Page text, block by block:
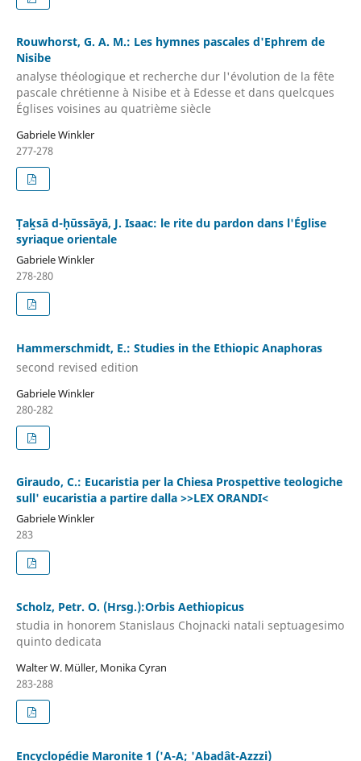
Rouwhorst, G. A. M.: Les hymnes pascales d'Ephrem de
Nisibe
analyse théologique et recherche dur l'évolution de la fête
pascale chrétienne à Nisibe et à Edesse et dans quelcques
Églises voisines au quatrième siècle
Gabriele Winkler
277-278
Ṭaḵsā d-ḥūssāyā, J. Isaac: le rite du pardon dans l'Église
syriaque orientale
Gabriele Winkler
278-280
Hammerschmidt, E.: Studies in the Ethiopic Anaphoras
second revised edition
Gabriele Winkler
280-282
Giraudo, C.: Eucaristia per la Chiesa Prospettive teologiche
sull' eucaristia a partire dalla >>LEX ORANDI<
Gabriele Winkler
283
Scholz, Petr. O. (Hrsg.):Orbis Aethiopicus
studia in honorem Stanislaus Chojnacki natali septuagesimo
quinto dedicata
Walter W. Müller, Monika Cyran
283-288
Encyclopédie Maronite 1 ('A-A; 'Abadât-Azzzi)